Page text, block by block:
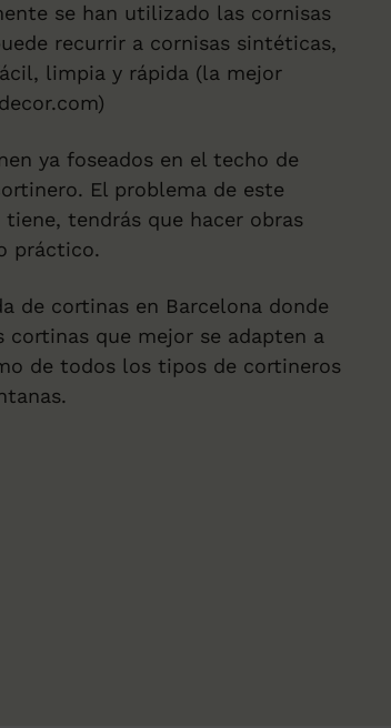
se han utilizado las cornisas
recurrir a cornisas sintéticas,
limpia y rápida (la mejor
)
ya foseados en el techo de
El problema de este
tendrás que hacer obras
práctico.
de cortinas en Barcelona donde
cortinas que mejor se adapten a
de todos los tipos de cortineros